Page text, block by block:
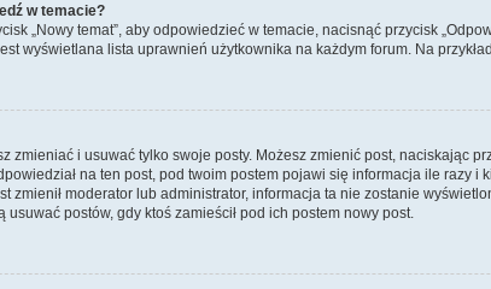
w temacie?
„Nowy temat”, aby odpowiedzieć w temacie, nacisnąć przycisk
wyświetlana lista uprawnień użytkownika na każdym forum. Na
zmieniać i usuwać tylko swoje posty. Możesz zmienić post, naciskając
na ten post, pod twoim postem pojawi się informacja ile razy i
zmienił moderator lub administrator, informacja ta nie zostanie
postów, gdy ktoś zamieścił pod ich postem nowy post.